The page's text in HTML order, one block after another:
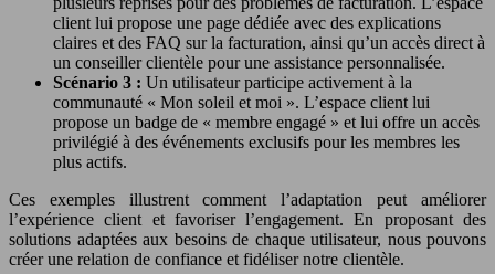
client lui propose une page dédiée avec des explications
claires et des FAQ sur la facturation, ainsi qu’un accès direct à
un conseiller clientèle pour une assistance personnalisée.
Scénario 3 : Un utilisateur participe activement à la
communauté « Mon soleil et moi ». L’espace client lui
propose un badge de « membre engagé » et lui offre un accès
privilégié à des événements exclusifs pour les membres les
plus actifs.
Ces exemples illustrent comment l’adaptation peut améliorer
l’expérience client et favoriser l’engagement. En proposant des
solutions adaptées aux besoins de chaque utilisateur, nous pouvons
créer une relation de confiance et fidéliser notre clientèle.